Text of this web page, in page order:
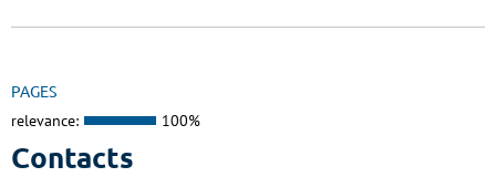
PAGES
relevance: 100%
Contacts